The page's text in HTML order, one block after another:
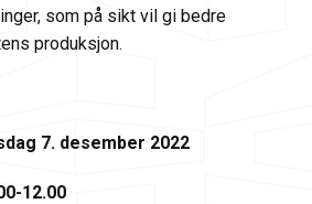
som på sikt vil gi bedre
produksjon.
7. desember 2022
12.00